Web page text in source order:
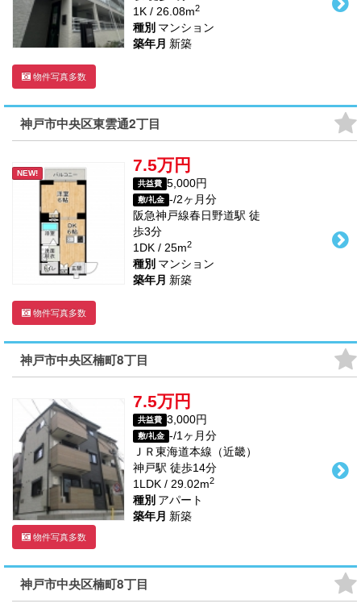
物件写真多数
1K / 26.08m2
種別 マンション
築年月 新築
神戸市中央区東雲通2丁目
NEW!
物件写真多数
7.5万円
共益費 5,000円
敷/礼金 -/2ヶ月分
阪急神戸線春日野道駅 徒
歩3分
1DK / 25m2
種別 マンション
築年月 新築
神戸市中央区楠町8丁目
物件写真多数
7.5万円
共益費 3,000円
敷/礼金 -/1ヶ月分
ＪＲ東海道本線（近畿）
神戸駅 徒歩14分
1LDK / 29.02m2
種別 アパート
築年月 新築
神戸市中央区楠町8丁目